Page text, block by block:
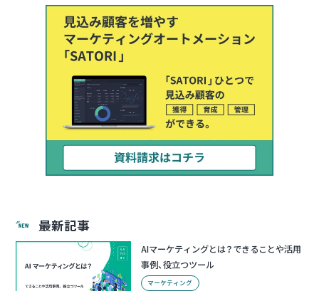
最新記事
AIマーケティングとは？できることや活用
事例、役立つツール
マーケティング